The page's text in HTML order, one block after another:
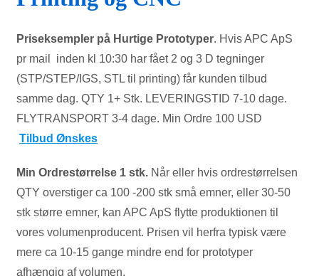
Priseksempler på Hurtige Prototyper. Hvis APC ApS
pr mail inden kl 10:30 har fået 2 og 3 D tegninger
(STP/STEP/IGS, STL til printing) får kunden tilbud
samme dag. QTY 1+ Stk. LEVERINGSTID 7-10 dage.
FLYTRANSPORT 3-4 dage. Min Ordre 100 USD
Tilbud Ønskes
Min Ordrestørrelse 1 stk. Når eller hvis ordrestørrelsen
QTY overstiger ca 100 -200 stk små emner, eller 30-50
stk større emner, kan APC ApS flytte produktionen til
vores volumenproducent. Prisen vil herfra typisk være
mere ca 10-15 gange mindre end for prototyper
afhængig af volumen.